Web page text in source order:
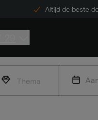
Altijd de beste
Thema